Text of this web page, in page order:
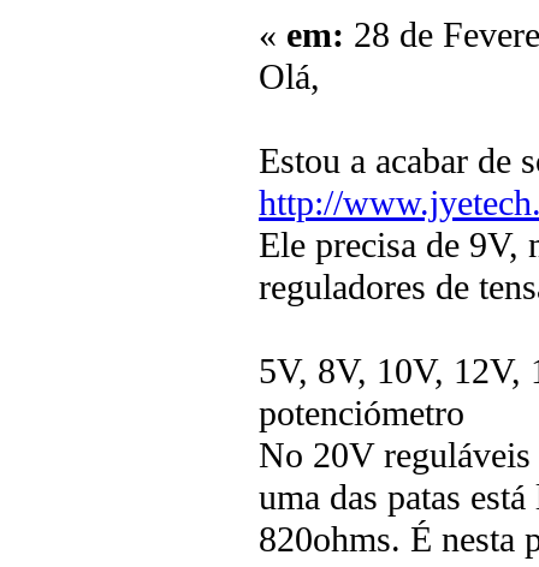
« em: 28 de
Olá,
Estou a acabar de
http://
Ele precisa de 9V,
reguladores de
5V, 8V, 10V, 12V,
potenciómetro
No 20V
uma das patas
820ohms. É nesta